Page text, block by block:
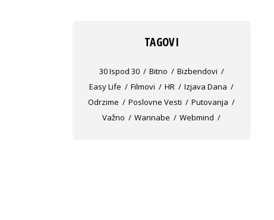
TAGOVI
30 Ispod 30 Bitno
Bizbendovi
Easy Life
Filmovi HR
Izjava Dana
Odrzime
Poslovne Vesti
Putovanja
Važno
Wannabe Webmind